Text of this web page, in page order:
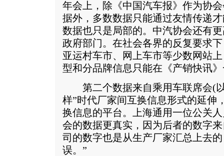
年会上，除《中国汽车报》作为协
据外，多数数据只能通过友情传递
数据也只是局部的。中汽协会还有
政府部门。在社会各界的反复要求
亚运村车市、网上车市等少数网站
型和分品牌信息只能在《产销快讯
第二个数据来自乘用车联席会(以
样”时代厂家间互换信息形式的延伸
换信息的平台。上海通用一位公关
会的数据更真实，因为后者的数字
司的数字也是从生产厂家汇总上去
误。”